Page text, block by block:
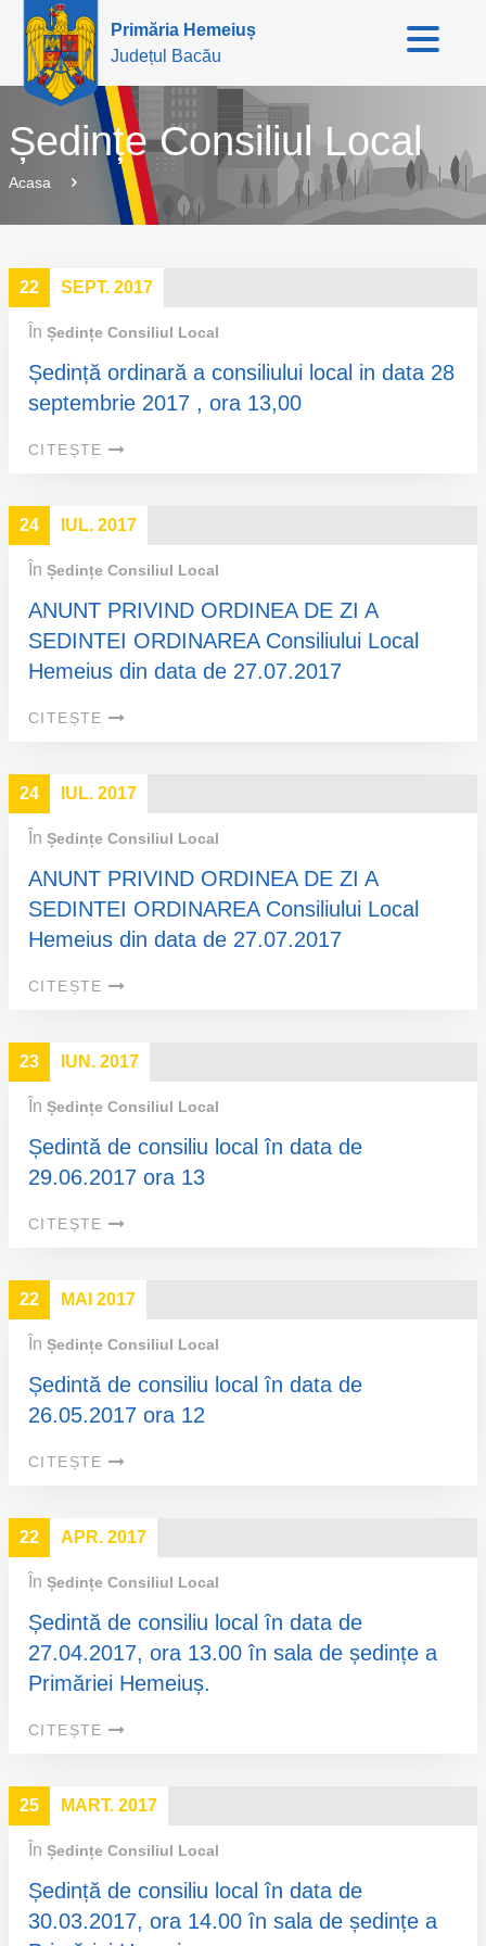
Primăria Hemeiuș
Județul Bacău
Ședințe Consiliul Local
Acasa
22 SEPT. 2017
În Ședințe Consiliul Local
Ședință ordinară a consiliului local in data 28
septembrie 2017 , ora 13,00
CITEȘTE
24 IUL. 2017
În Ședințe Consiliul Local
ANUNT PRIVIND ORDINEA DE ZI A
SEDINTEI ORDINAREA Consiliului Local
Hemeius din data de 27.07.2017
CITEȘTE
24 IUL. 2017
În Ședințe Consiliul Local
ANUNT PRIVIND ORDINEA DE ZI A
SEDINTEI ORDINAREA Consiliului Local
Hemeius din data de 27.07.2017
CITEȘTE
23 IUN. 2017
În Ședințe Consiliul Local
Ședintă de consiliu local în data de
29.06.2017 ora 13
CITEȘTE
22 MAI 2017
În Ședințe Consiliul Local
Ședintă de consiliu local în data de
26.05.2017 ora 12
CITEȘTE
22 APR. 2017
În Ședințe Consiliul Local
Ședintă de consiliu local în data de
27.04.2017, ora 13.00 în sala de ședințe a
Primăriei Hemeiuș.
CITEȘTE
25 MART. 2017
În Ședințe Consiliul Local
Ședință de consiliu local în data de
30.03.2017, ora 14.00 în sala de ședințe a